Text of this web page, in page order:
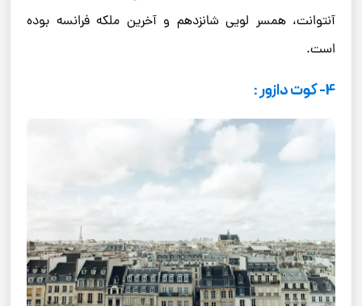
آنتوانت، همسر لویی شانزدهم و آخرین ملکه فرانسه بوده
است.
4- کوت دازور :